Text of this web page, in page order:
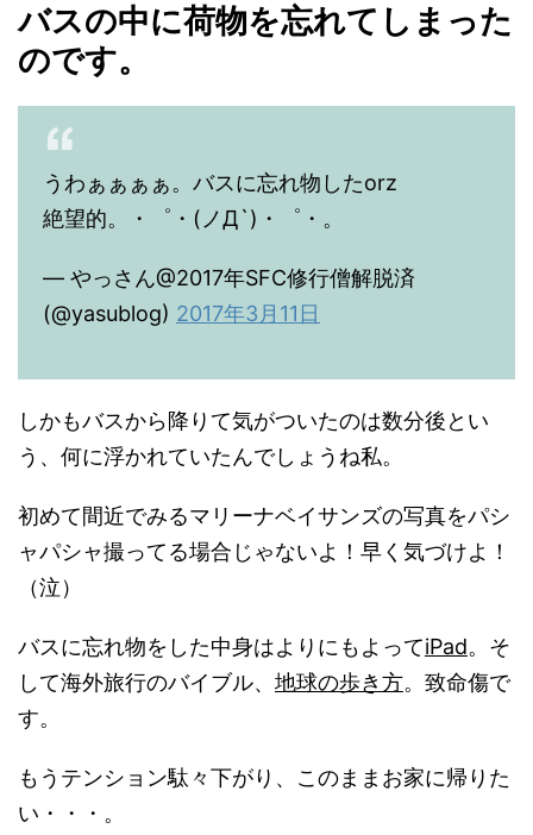
バスの中に荷物を忘れてしまった
のです。
うわぁぁぁぁ。バスに忘れ物したorz
絶望的。・゜・(ノД`)・゜・。
— やっさん@2017年SFC修行僧解脱済
(@yasublog) 2017年3月11日
しかもバスから降りて気がついたのは数分後とい
う、何に浮かれていたんでしょうね私。
初めて間近でみるマリーナベイサンズの写真をパシ
ャパシャ撮ってる場合じゃないよ！早く気づけよ！
（泣）
バスに忘れ物をした中身はよりにもよってiPad。そ
して海外旅行のバイブル、 地球の歩き方。致命傷で
す。
もうテンション駄々下がり、このままお家に帰りた
い・・・。